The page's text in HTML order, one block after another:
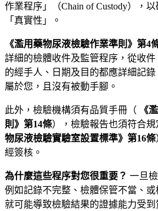
作業程序」（Chain of Custody），
「真實性」。
《濫用藥物尿液檢驗作業準則》第4
詳細的檢體收件及監管程序，從收
的經手人、日期及目的都應詳細記
屬於您，且沒有被動手腳。
此外，檢驗機構須有品質手冊（
《
則》第14條），檢驗報告也須符合規
物尿液檢驗實驗室設置標準》第16條
經簽核。
為什麼這些程序對您很重要？ 一旦
例如記錄不完整、檢體保管不當、或
就可能導致檢驗結果的證據能力受到